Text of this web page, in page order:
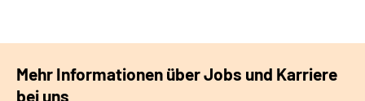
Mehr Informationen über Jobs und Karriere
bei uns